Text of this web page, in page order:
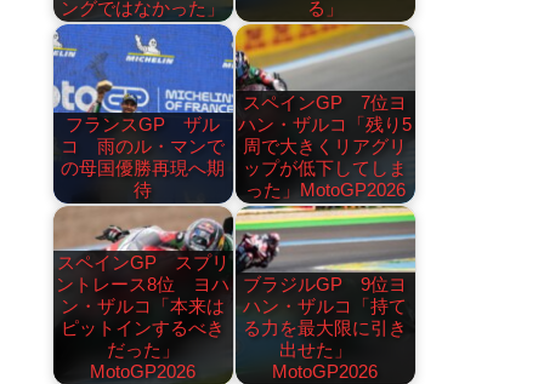
ングではなかった」 る」
フランスGP ザル
コ 雨のル・マンで
の母国優勝再現へ期
待
スペインGP 7位ヨ
ハン・ザルコ「残り5
周で大きくリアグリ
ップが低下してしま
った」MotoGP2026
スペインGP スプリ
ントレース8位 ヨハ
ン・ザルコ「本来は
ピットインするべき
だった」
MotoGP2026
ブラジルGP 9位ヨ
ハン・ザルコ「持て
る力を最大限に引き
出せた」
MotoGP2026